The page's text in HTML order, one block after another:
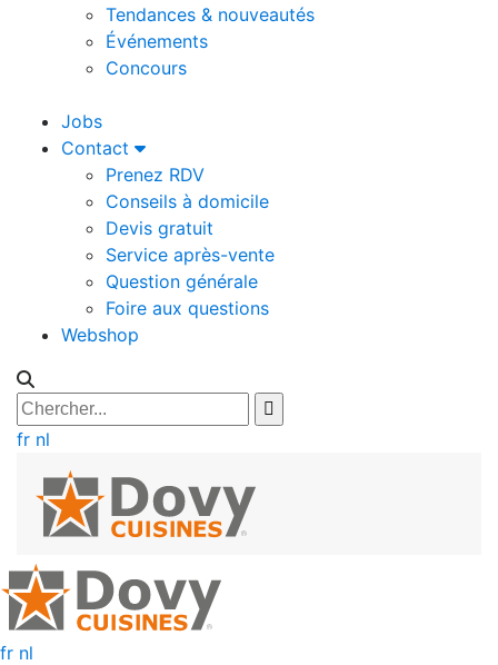
Tendances & nouveautés
Événements
Concours
Jobs
Contact
Prenez RDV
Conseils à domicile
Devis gratuit
Service après-vente
Question générale
Foire aux questions
Webshop
fr nl
fr nl